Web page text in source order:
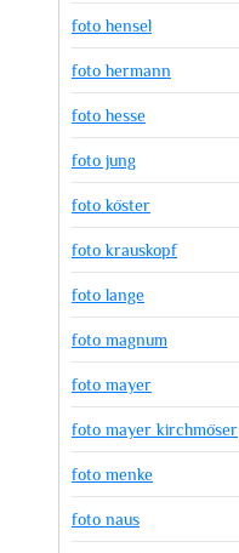
foto hensel
foto hermann
foto hesse
foto jung
foto köster
foto krauskopf
foto lange
foto magnum
foto mayer
foto mayer kirchmöser
foto menke
foto naus